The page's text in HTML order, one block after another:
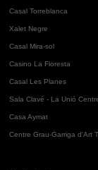
Casal Torreblanca
Xalet Negre
Casal Mira-sol
Casino La Floresta
Casal Les Planes
Sala Clavé - La Unió
Casa Aymat
Centre Grau-Garriga d'Art